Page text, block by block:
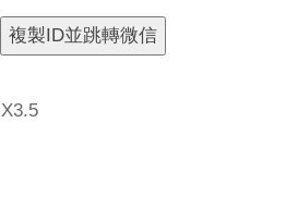
複製ID並跳轉微信
X3.5